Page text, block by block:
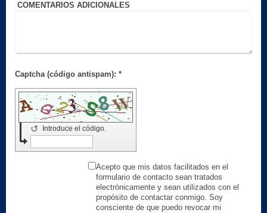
COMENTARIOS ADICIONALES
Captcha (código antispam): *
Introduce el código.
↺
Acepto que mis datos facilitados en el
formulario de contacto sean tratados
electrónicamente y sean utilizados con el
propósito de contactar conmigo. Soy
consciente de que puedo revocar mi